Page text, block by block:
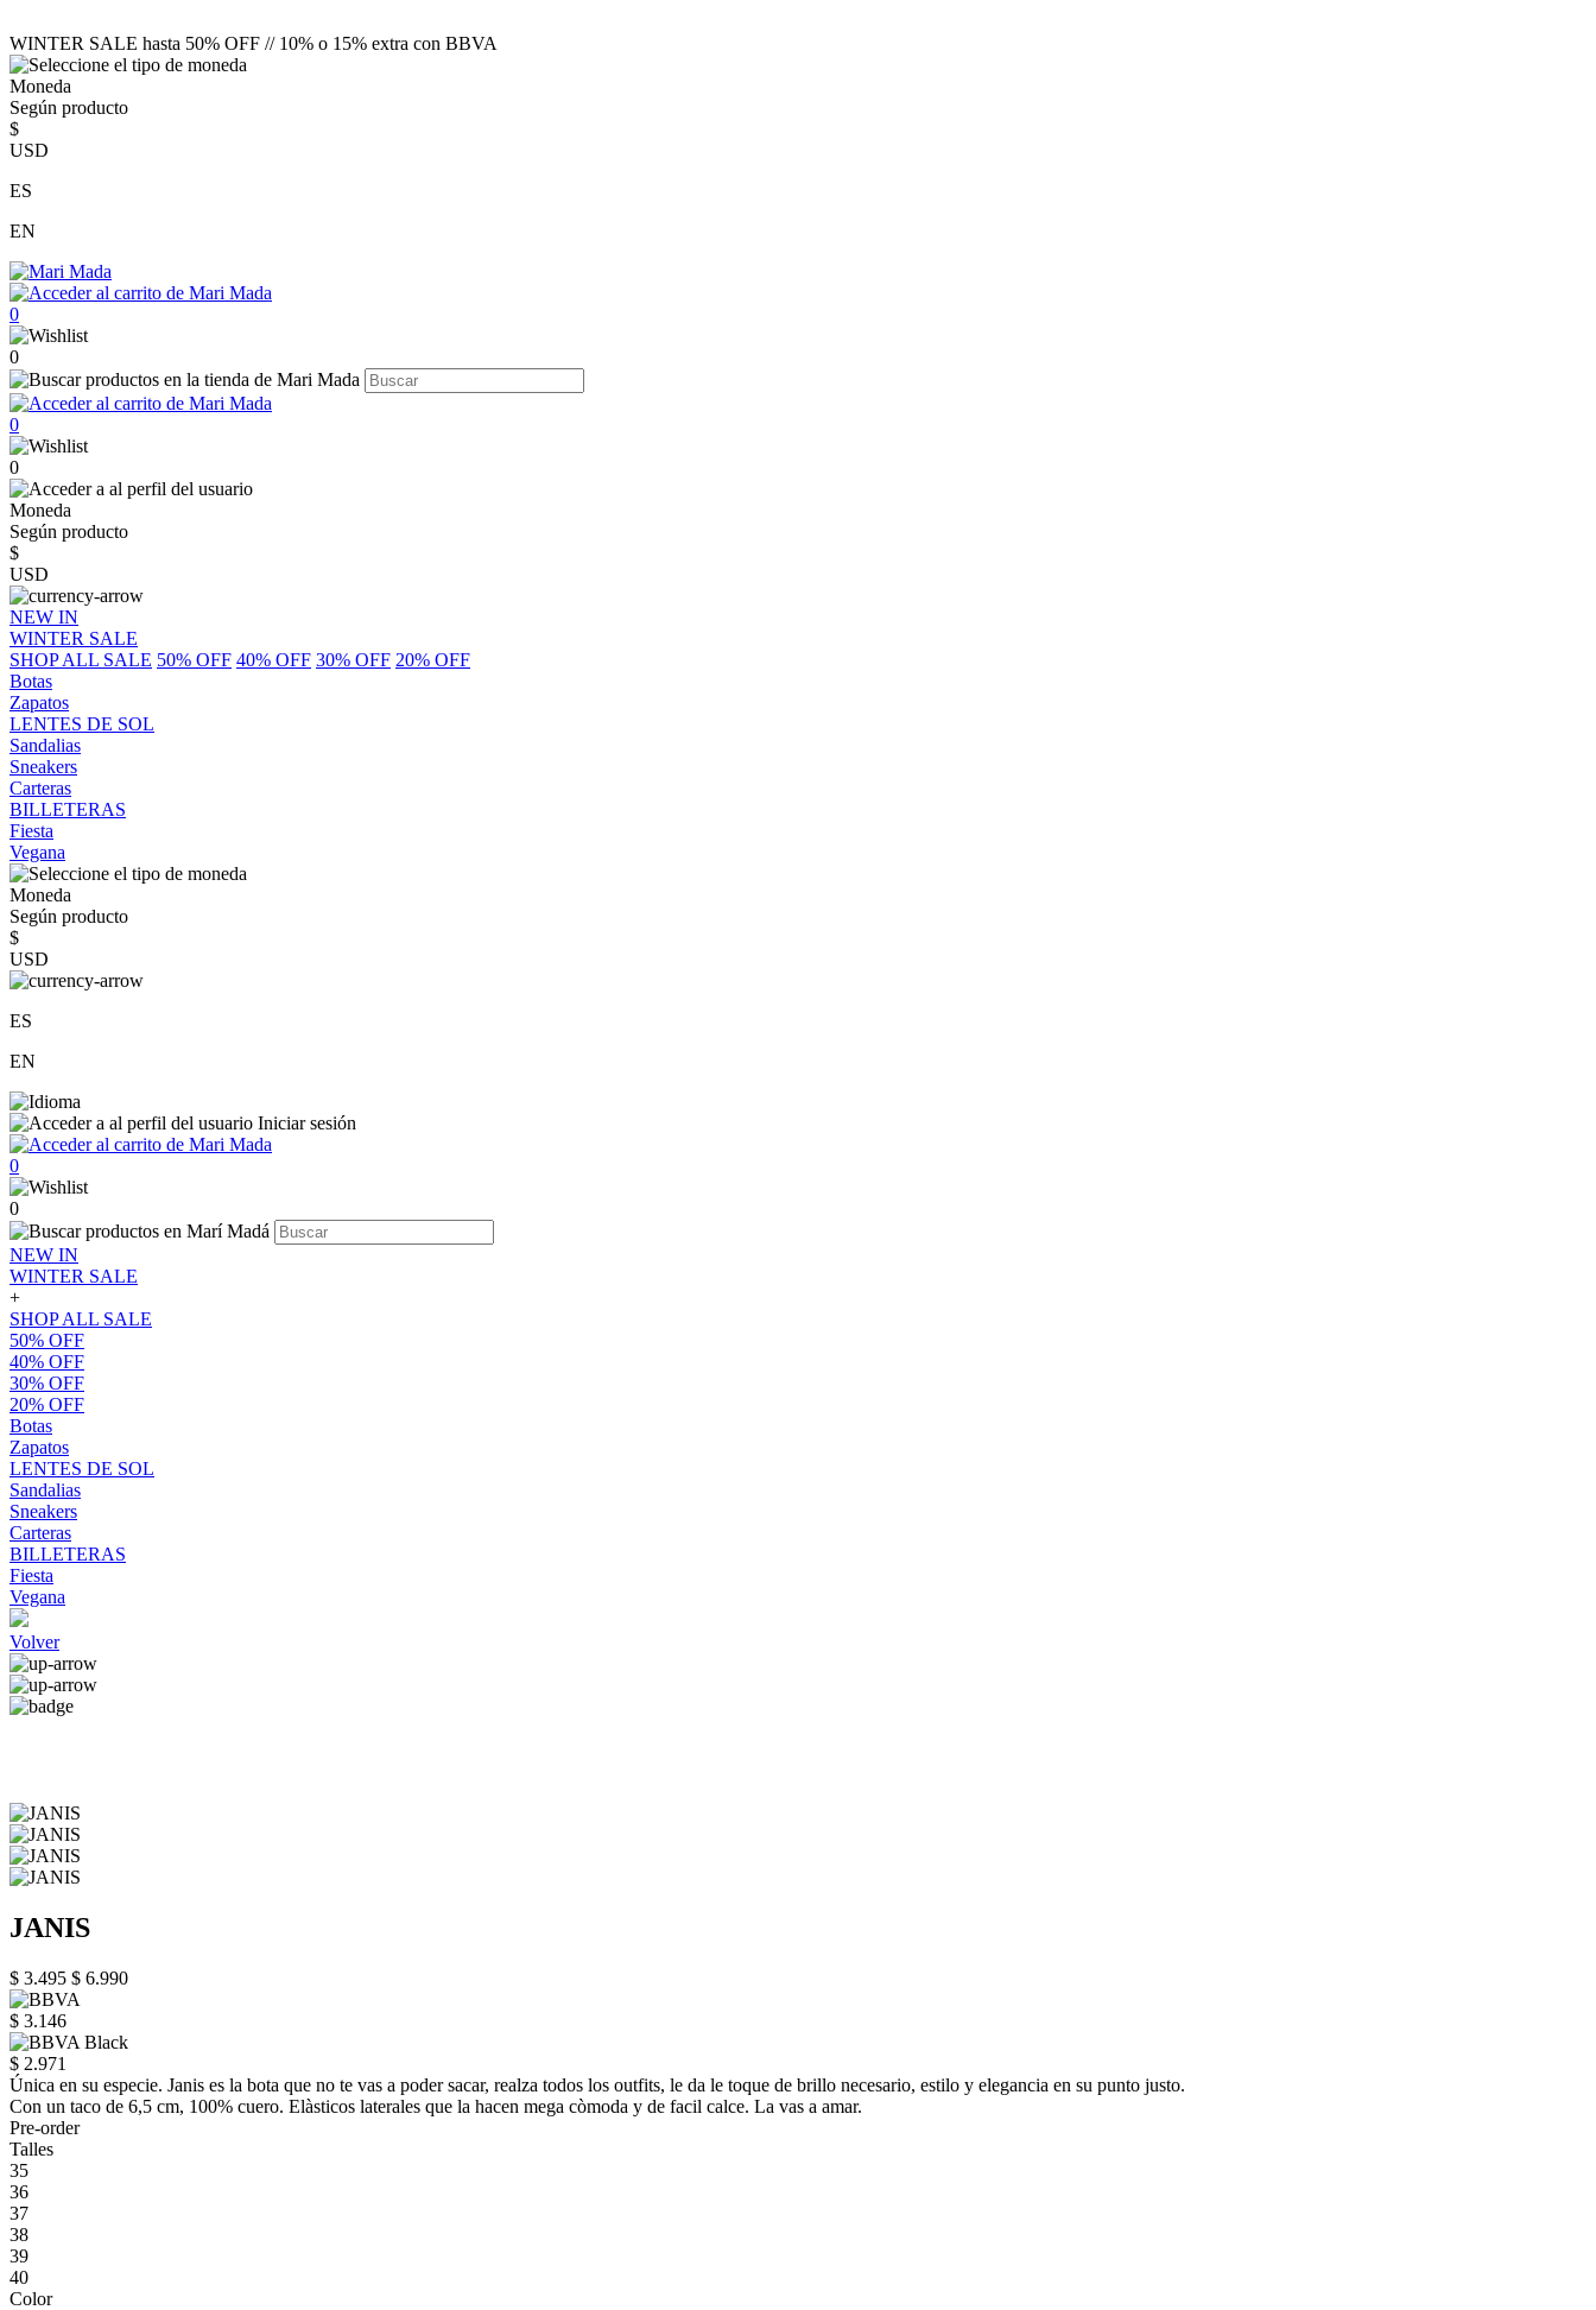
WINTER SALE hasta 50% OFF // 10% o 15% extra con BBVA
Moneda
Según producto
$
USD
ES
EN
0
0
0
0
Moneda
Según producto
$
USD
NEW IN
WINTER SALE
SHOP ALL SALE 50% OFF 40% OFF 30% OFF 20% OFF
Botas
Zapatos
LENTES DE SOL
Sandalias
Sneakers
Carteras
BILLETERAS
Fiesta
Vegana
Moneda
Según producto
$
USD
ES
EN
Iniciar sesión
0
0
NEW IN
WINTER SALE
+
SHOP ALL SALE
50% OFF
40% OFF
30% OFF
20% OFF
Botas
Zapatos
LENTES DE SOL
Sandalias
Sneakers
Carteras
BILLETERAS
Fiesta
Vegana
Volver
JANIS
$ 3.495 $ 6.990
$ 3.146
$ 2.971
Única en su especie. Janis es la bota que no te vas a poder sacar, realza todos los outfits, le da le toque de brillo necesario, estilo y elegancia en su punto justo.
Con un taco de 6,5 cm, 100% cuero. Elàsticos laterales que la hacen mega còmoda y de facil calce. La vas a amar.
Pre-order
Talles
35
36
37
38
39
40
Color